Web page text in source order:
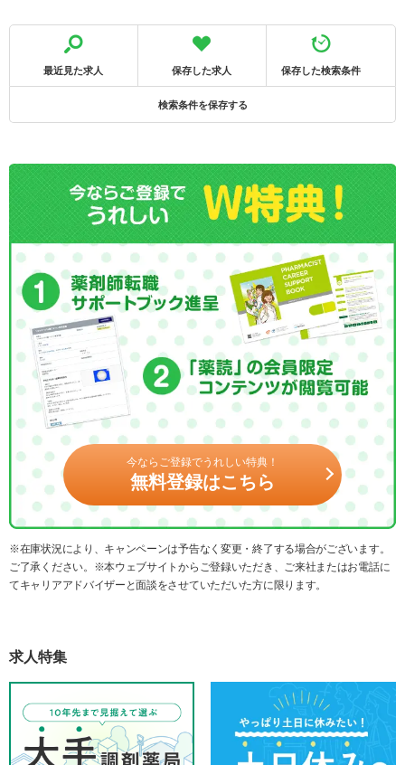
最近見た求人 保存した求人 保存した検索条件
検索条件を保存する
今ならご登録でうれしい特典！
無料登録はこちら
※在庫状況により、キャンペーンは予告なく変更・終了する場合がございます。
ご了承ください。※本ウェブサイトからご登録いただき、ご来社またはお電話に
てキャリアアドバイザーと面談をさせていただいた方に限ります。
求人特集